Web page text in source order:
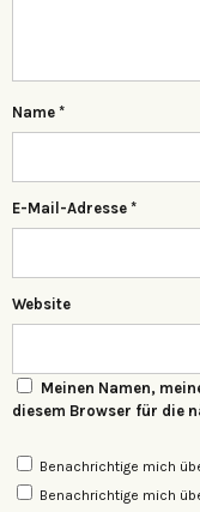
Name *
E-Mail-Adresse *
Website
Meinen Namen,
diesem Browser für die
Benachrichtige mich
Benachrichtige mich